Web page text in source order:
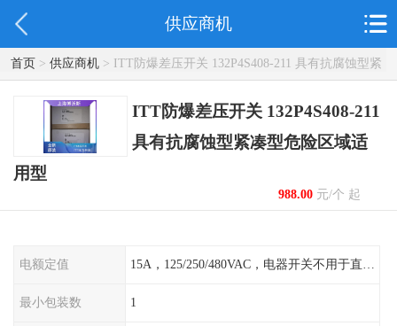
供应商机
首页> 供应商机> ITT防爆差压开关 132P4S408-211 具有抗腐蚀型紧
凑型危险区域适用型
ITT防爆差压开关 132P4S408-211
具有抗腐蚀型紧凑型危险区域适
用型
988.00元/个 起
电额定值
最小包装数 1